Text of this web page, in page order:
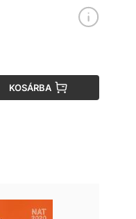
KOSÁRBA